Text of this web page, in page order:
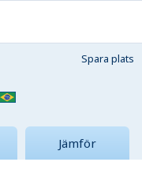
Spara plats
Jämför